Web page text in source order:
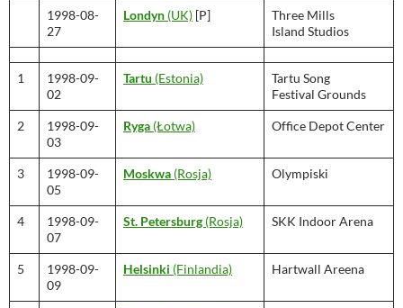
1998-08-
27
Londyn (UK) [P]
Three Mills
Island Studios
1
1998-09-
02
Tartu (Estonia)
Tartu Song
Festival Grounds
2
1998-09-
03
Ryga (Łotwa) Office Depot Center
3
1998-09-
05
Moskwa (Rosja) Olympiski
4
1998-09-
07
St. Petersburg (Rosja) SKK Indoor Arena
5
1998-09-
09
Helsinki (Finlandia) Hartwall Areena